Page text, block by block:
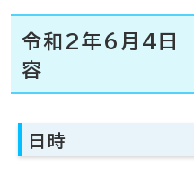
令和2年6月4日
容
日時